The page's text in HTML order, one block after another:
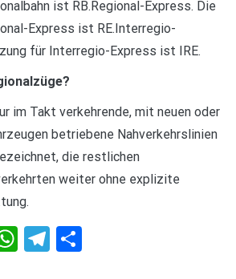
ist RB.Regional-Express. Die
Express ist RE.Interregio-
für Interregio-Express ist IRE.
im Takt verkehrende, mit neuen oder
betriebene Nahverkehrslinien
die restlichen
weiter ohne explizite
WhatsApp
Telegram